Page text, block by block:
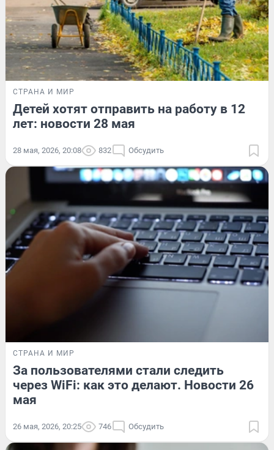
СТРАНА И МИР
Детей хотят отправить на работу в 12
лет: новости 28 мая
28 мая, 2026, 20:08 832 Обсудить
СТРАНА И МИР
За пользователями стали следить
через WiFi: как это делают. Новости 26
мая
26 мая, 2026, 20:25 746 Обсудить